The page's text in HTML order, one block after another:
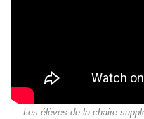
Les élèves de la chaire